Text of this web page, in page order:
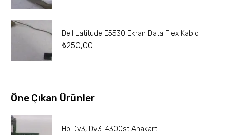
Dell Latitude E5530 Ekran Data Flex Kablo
₺250,00
Öne Çıkan Ürünler
Hp Dv3, Dv3-4300st Anakart